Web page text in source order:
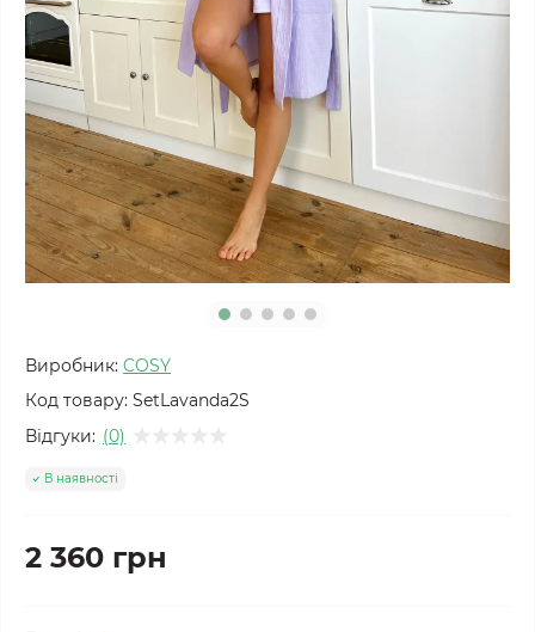
Виробник: COSY
Код товару: SetLavanda2S
Відгуки: (0)
В наявності
2 360 грн